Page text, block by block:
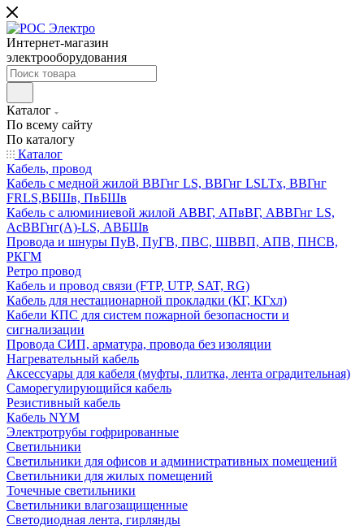
Интернет-магазин
электрооборудования
Каталог
По всему сайту
По каталогу
Каталог
Кабель, провод
Кабель с медной жилой ВВГнг LS, ВВГнг LSLTx, ВВГнг
FRLS,ВБШв, ПвБШв
Кабель с алюминиевой жилой АВВГ, АПвВГ, АВВГнг LS,
АсВВГнг(А)-LS, АВБШв
Провода и шнуры ПуВ, ПуГВ, ПВС, ШВВП, АПВ, ПНСВ,
РКГМ
Ретро провод
Кабель и провод связи (FTP, UTP, SAT, RG)
Кабель для нестационарной прокладки (КГ, КГхл)
Кабели КПС для систем пожарной безопасности и
сигнализации
Провода СИП, арматура, провода без изоляции
Нагревательный кабель
Аксессуары для кабеля (муфты, плитка, лента оградительная)
Саморегулирующийся кабель
Резистивный кабель
Кабель NYM
Электротрубы гофрированные
Светильники
Светильники для офисов и административных помещений
Светильники для жилых помещений
Точечные светильники
Светильники влагозащищенные
Светодиодная лента, гирлянды